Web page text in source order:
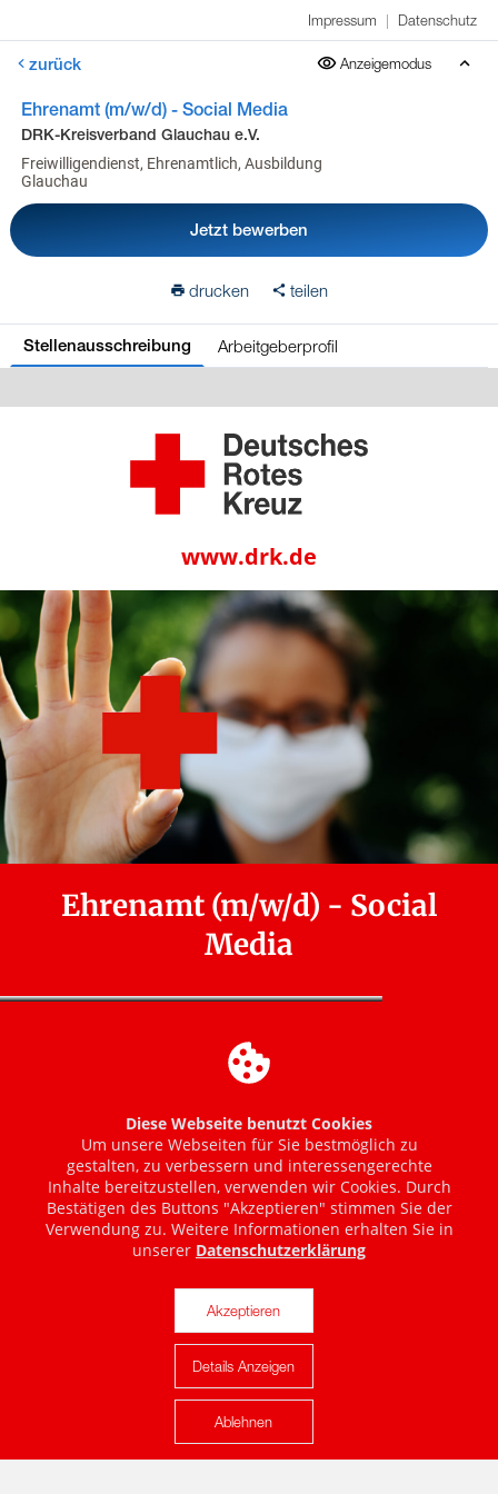
Impressum | Datenschutz
zurück Anzeigemodus
Ehrenamt (m/w/d) - Social Media
DRK-Kreisverband Glauchau e.V.
Freiwilligendienst, Ehrenamtlich, Ausbildung
Glauchau
Jetzt bewerben
drucken teilen
Stellenausschreibung Arbeitgeberprofil
Karte anzeigen
Diese Webseite benutzt Cookies
Um unsere Webseiten für Sie bestmöglich zu
gestalten, zu verbessern und interessengerechte
Inhalte bereitzustellen, verwenden wir Cookies. Durch
Bestätigen des Buttons "Akzeptieren" stimmen Sie der
Verwendung zu. Weitere Informationen erhalten Sie in
unserer Datenschutzerklärung
Akzeptieren
Details Anzeigen
Ablehnen